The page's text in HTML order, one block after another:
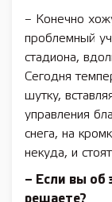
– Конечно
проблемный
стадиона,
Сего­дня
шутку,
управления
снега, на
некуда, и
– Если вы об
решаете?